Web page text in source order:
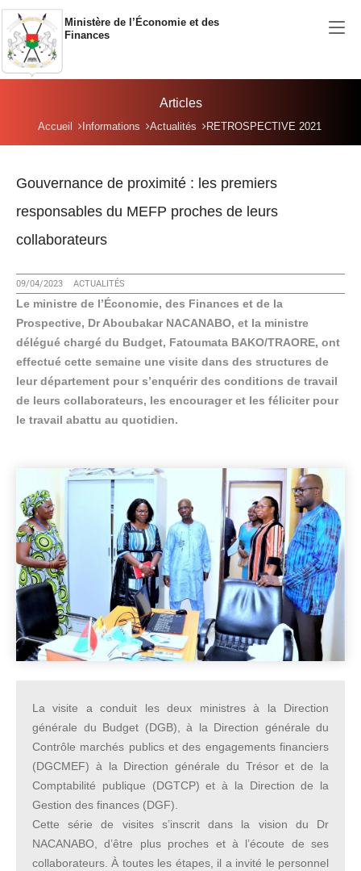
Aller au contenu principal
Ministère de l’Économie et des
Finances
Articles
Vous êtes ici:
Accueil Informations Actualités RETROSPECTIVE 2021
Gouvernance de proximité : les premiers
responsables du MEFP proches de leurs
collaborateurs
09/04/2023 ACTUALITÉS
Le ministre de l’Économie, des Finances et de la
Prospective, Dr Aboubakar NACANABO, et la ministre
délégué chargé du Budget, Fatoumata BAKO/TRAORE, ont
effectué cette semaine une visite dans des structures de
leur département pour s’enquérir des conditions de travail
de leurs collaborateurs, les encourager et les féliciter pour
le travail abattu au quotidien.
La visite a conduit les deux ministres à la Direction
générale du Budget (DGB), à la Direction générale du
Contrôle marchés publics et des engagements financiers
(DGCMEF) à la Direction générale du Trésor et de la
Comptabilité publique (DGTCP) et à la Direction de la
Gestion des finances (DGF).
Cette série de visites s’inscrit dans la vision du Dr
NACANABO, d’être plus proches et à l’écoute de ses
collaborateurs. À toutes les étapes, il a invité le personnel